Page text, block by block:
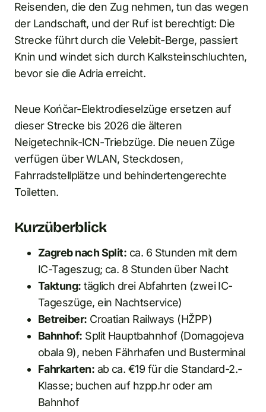
Reisenden, die den Zug nehmen, tun das wegen
der Landschaft, und der Ruf ist berechtigt: Die
Strecke führt durch die Velebit-Berge, passiert
Knin und windet sich durch Kalksteinschluchten,
bevor sie die Adria erreicht.
Neue Końčar-Elektrodieselzüge ersetzen auf
dieser Strecke bis 2026 die älteren
Neigetechnik-ICN-Triebzüge. Die neuen Züge
verfügen über WLAN, Steckdosen,
Fahrradstellplätze und behindertengerechte
Toiletten.
Kurzüberblick
Zagreb nach Split: ca. 6 Stunden mit dem
IC-Tageszug; ca. 8 Stunden über Nacht
Taktung: täglich drei Abfahrten (zwei IC-
Tageszüge, ein Nachtservice)
Betreiber: Croatian Railways (HŽPP)
Bahnhof: Split Hauptbahnhof (Domagojeva
obala 9), neben Fährhafen und Busterminal
Fahrkarten: ab ca. €19 für die Standard-2.-
Klasse; buchen auf hzpp.hr oder am
Bahnhof